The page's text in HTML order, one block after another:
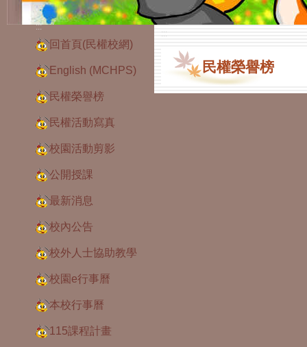
:::
回首頁(民權校網)
English (MCHPS)
民權榮譽榜
民權活動寫真
校園活動剪影
公開授課
最新消息
校內公告
校外人士協助教學
校園e行事曆
本校行事曆
115課程計畫
:::
民權榮譽榜